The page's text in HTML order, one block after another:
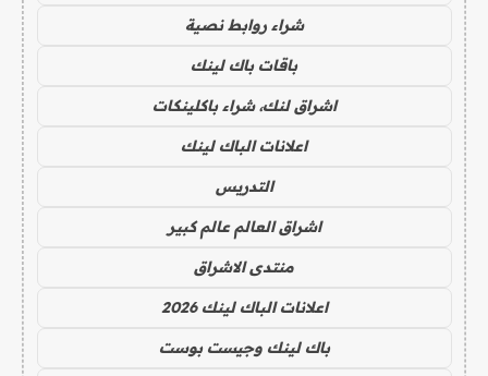
شراء روابط نصية
باقات باك لينك
اشراق لنك، شراء باكلينكات
اعلانات الباك لينك
التدريس
اشراق العالم عالم كبير
منتدى الاشراق
اعلانات الباك لينك 2026
باك لينك وجيست بوست